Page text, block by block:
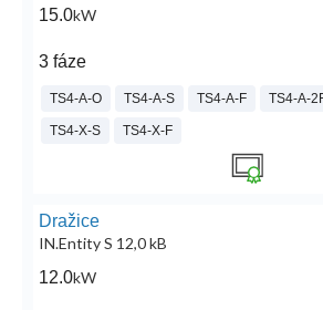
15.0kW
3 fáze
TS4-A-O TS4-A-S TS4-A-F TS4-A-
TS4-X-S TS4-X-F
Dražice
IN.Entity S 12,0 kB
12.0kW